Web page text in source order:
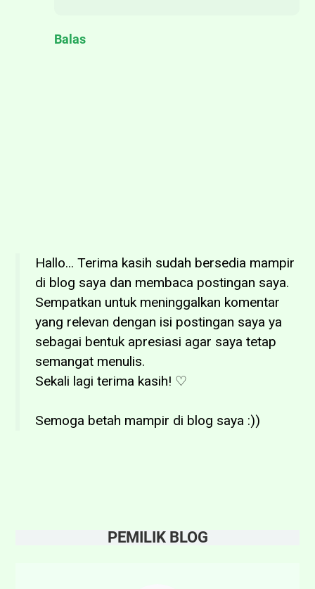
Balas
Hallo... Terima kasih sudah bersedia mampir
di blog saya dan membaca postingan saya.
Sempatkan untuk meninggalkan komentar
yang relevan dengan isi postingan saya ya
sebagai bentuk apresiasi agar saya tetap
semangat menulis.
Sekali lagi terima kasih! ♡
Semoga betah mampir di blog saya :))
PEMILIK BLOG